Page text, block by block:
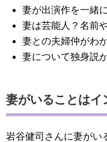
妻が出演作を一緒
妻は芸能人？名前
妻との夫婦仲がわ
妻について独身説
妻がいることはイ
岩谷健司さんに妻がい